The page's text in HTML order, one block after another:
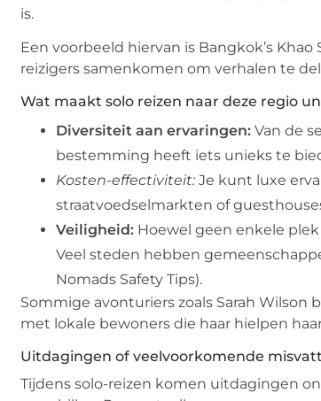
is.
Een voorbeeld hiervan is Bangkok’s
reizigers samenkomen om verhalen te
Wat maakt solo reizen naar deze regio
Diversiteit aan ervaringen: Van de
bestemming heeft iets unieks te
Kosten-effectiviteit: Je kunt luxe
straatvoedselmarkten of
Veiligheid: Hoewel geen enkele plek
Veel steden hebben
Nomads Safety Tips).
Sommige avonturiers zoals Sarah
met lokale bewoners die haar hielpen
Uitdagingen of veelvoorkomende
Tijdens solo-reizen komen uitdagingen